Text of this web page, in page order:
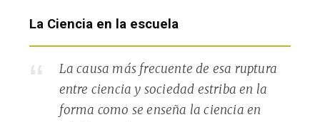
La Ciencia en la escuela
La causa más frecuente de esa ruptura
entre ciencia y sociedad estriba en la
forma como se enseña la ciencia en